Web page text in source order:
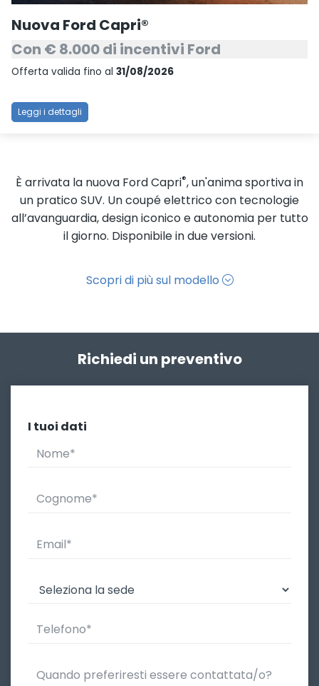
Nuova Ford Capri®
Con € 8.000 di incentivi Ford
Offerta valida fino al 31/08/2026
Leggi i dettagli
È arrivata la nuova Ford Capri®, un'anima sportiva in
un pratico SUV. Un coupé elettrico con tecnologie
all’avanguardia, design iconico e autonomia per tutto
il giorno. Disponibile in due versioni.
Scopri di più sul modello
Richiedi un preventivo
I tuoi dati